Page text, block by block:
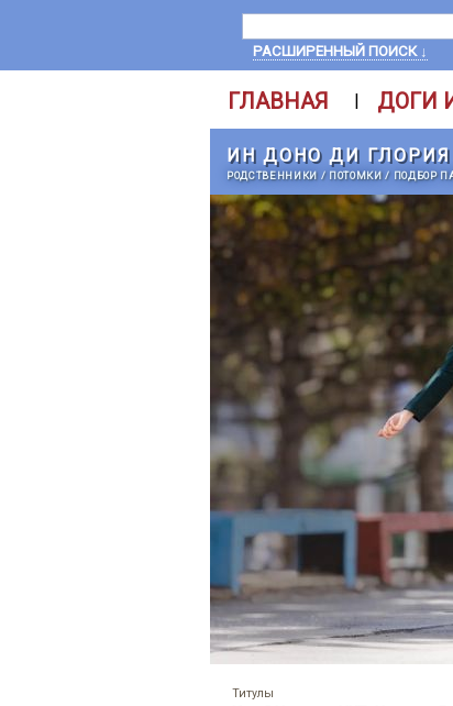
РАСШИРЕННЫЙ ПОИСК ↓
ГЛАВНАЯ | ДОГИ
ИН ДОНО ДИ
РОДСТВЕННИКИ / ПОТОМКИ/ ПОДБОР
Титулы